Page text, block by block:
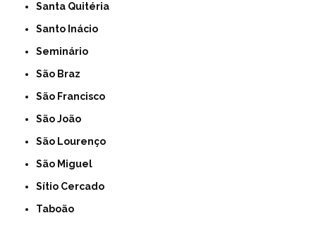
Santa Quitéria
Santo Inácio
Seminário
São Braz
São Francisco
São João
São Lourenço
São Miguel
Sítio Cercado
Taboão